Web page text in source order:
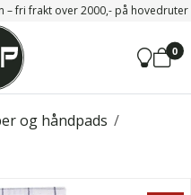
– fri frakt over 2000,- på
0
/
og håndpads